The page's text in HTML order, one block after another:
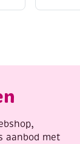
aantal
aanbod met